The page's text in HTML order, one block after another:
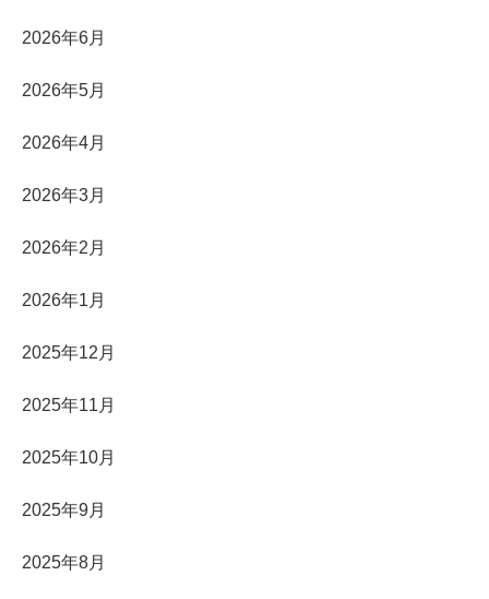
2026年6月
2026年5月
2026年4月
2026年3月
2026年2月
2026年1月
2025年12月
2025年11月
2025年10月
2025年9月
2025年8月